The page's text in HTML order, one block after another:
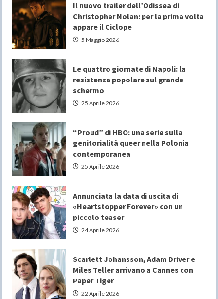
Il nuovo trailer dell’Odissea di
Christopher Nolan: per la prima volta
appare il Ciclope
5 Maggio 2026
Le quattro giornate di Napoli: la
resistenza popolare sul grande
schermo
25 Aprile 2026
“Proud” di HBO: una serie sulla
genitorialità queer nella Polonia
contemporanea
25 Aprile 2026
Annunciata la data di uscita di
«Heartstopper Forever» con un
piccolo teaser
24 Aprile 2026
Scarlett Johansson, Adam Driver e
Miles Teller arrivano a Cannes con
Paper Tiger
22 Aprile 2026